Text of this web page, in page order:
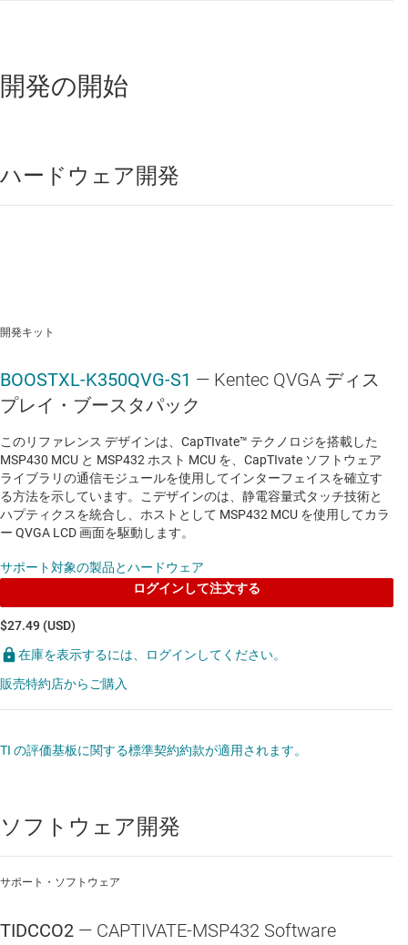
電力分析器と電力量計（AC/DC）
開発の開始
ハードウェア開発
開発キット
BOOSTXL-K350QVG-S1 — Kentec QVGA ディス
プレイ・ブースタパック
このリファレンス デザインは、CapTIvate™ テクノロジを搭載した
MSP430 MCU と MSP432 ホスト MCU を、CapTIvate ソフトウェア
ライブラリの通信モジュールを使用してインターフェイスを確立す
る方法を示しています。こデザインのは、静電容量式タッチ技術と
ハプティクスを統合し、ホストとして MSP432 MCU を使用してカラ
ー QVGA LCD 画面を駆動します。
サポート対象の製品とハードウェア
ログインして注文する
$27.49 (USD)
在庫を表示するには、ログインしてください。
販売特約店からご購入
TI の評価基板に関する標準契約約款が適用されます。
ソフトウェア開発
サポート・ソフトウェア
TIDCCO2 — CAPTIVATE-MSP432 Software